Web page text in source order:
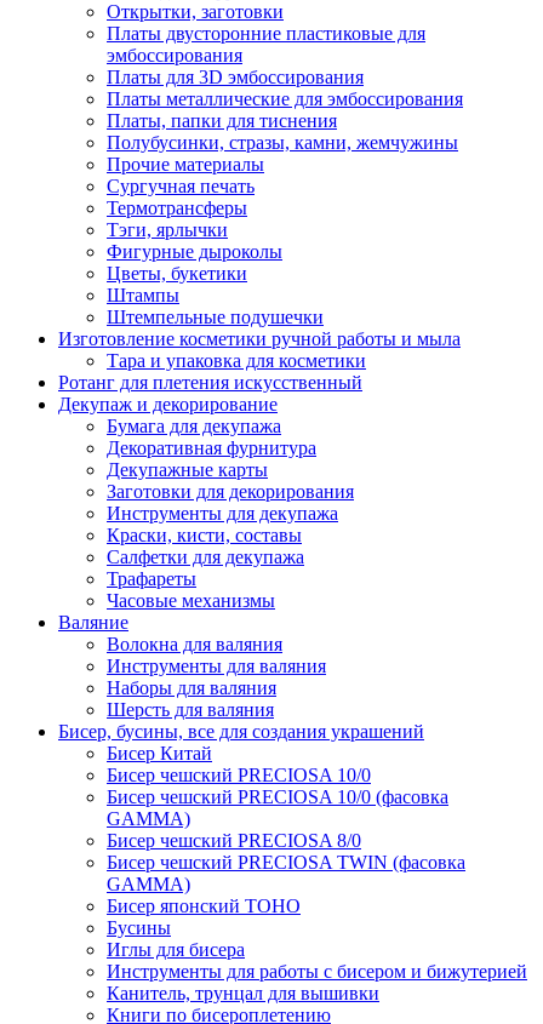
Открытки, заготовки
Платы двусторонние пластиковые для
эмбоссирования
Платы для 3D эмбоссирования
Платы металлические для эмбоссирования
Платы, папки для тиснения
Полубусинки, стразы, камни, жемчужины
Прочие материалы
Сургучная печать
Термотрансферы
Тэги, ярлычки
Фигурные дыроколы
Цветы, букетики
Штампы
Штемпельные подушечки
Изготовление косметики ручной работы и мыла
Тара и упаковка для косметики
Ротанг для плетения искусственный
Декупаж и декорирование
Бумага для декупажа
Декоративная фурнитура
Декупажные карты
Заготовки для декорирования
Инструменты для декупажа
Краски, кисти, составы
Салфетки для декупажа
Трафареты
Часовые механизмы
Валяние
Волокна для валяния
Инструменты для валяния
Наборы для валяния
Шерсть для валяния
Бисер, бусины, все для создания украшений
Бисер Китай
Бисер чешский PRECIOSA 10/0
Бисер чешский PRECIOSA 10/0 (фасовка
GAMMA)
Бисер чешский PRECIOSA 8/0
Бисер чешский PRECIOSA TWIN (фасовка
GAMMA)
Бисер японский TOHO
Бусины
Иглы для бисера
Инструменты для работы с бисером и бижутерией
Канитель, трунцал для вышивки
Книги по бисероплетению